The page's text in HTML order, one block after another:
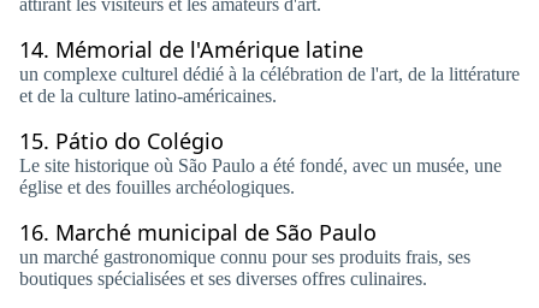
attirant les visiteurs et les amateurs d'art.
14. Mémorial de l'Amérique latine
un complexe culturel dédié à la célébration de l'art, de la littérature
et de la culture latino-américaines.
15. Pátio do Colégio
Le site historique où São Paulo a été fondé, avec un musée, une
église et des fouilles archéologiques.
16. Marché municipal de São Paulo
un marché gastronomique connu pour ses produits frais, ses
boutiques spécialisées et ses diverses offres culinaires.